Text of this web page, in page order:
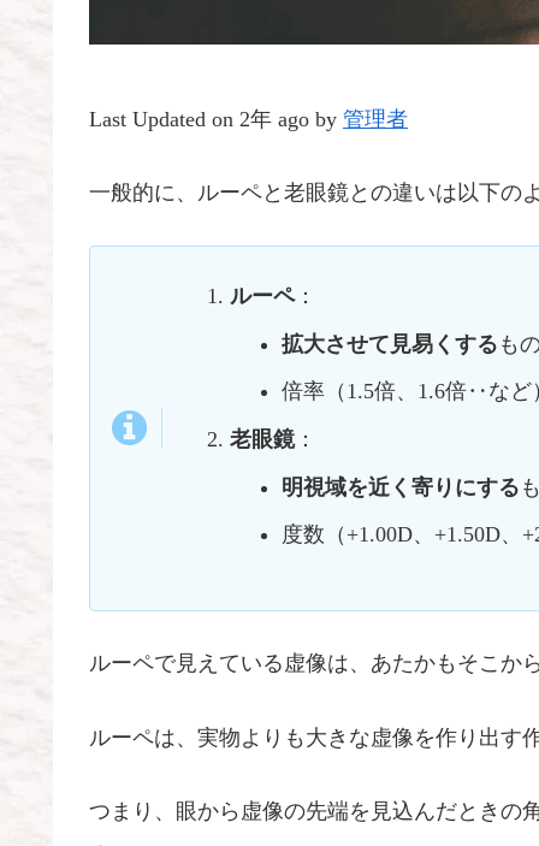
Last Updated on 2年 ago by 管理者
一般的に、ルーペと老眼鏡との違いは以下の
ルーペ：
拡大させて見易くする も
倍率（1.5倍、1.6倍‥など
老眼鏡：
明視域を近く寄りにする
度数（+1.00D、+1.50D
ルーペで見えている虚像は、あたかもそこか
ルーペは、実物よりも大きな虚像を作り出す
つまり、眼から虚像の先端を見込んだときの